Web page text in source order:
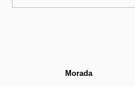
Morada